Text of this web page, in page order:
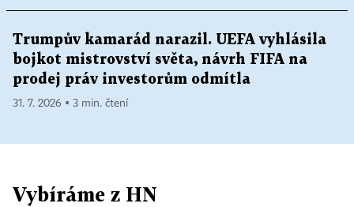
Trumpův kamarád narazil. UEFA vyhlásila
bojkot mistrovství světa, návrh FIFA na
prodej práv investorům odmítla
31. 7. 2026 ▪ 3 min. čtení
Vybíráme z HN